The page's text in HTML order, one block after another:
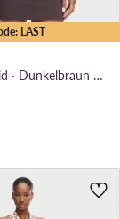
LAST
Sommerkleid · Dunkelbraun · Mini